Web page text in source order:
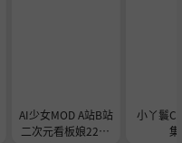
AI少女MOD A站B站
二次元看板娘2233
小丫鬟